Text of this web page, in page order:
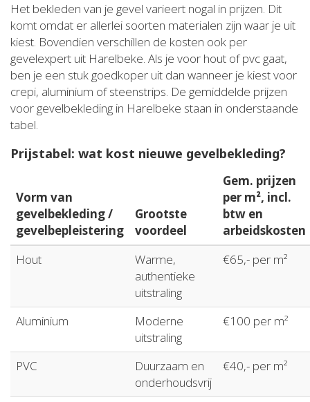
Het bekleden van je gevel varieert nogal in prijzen. Dit
komt omdat er allerlei soorten materialen zijn waar je uit
kiest. Bovendien verschillen de kosten ook per
gevelexpert uit Harelbeke. Als je voor hout of pvc gaat,
ben je een stuk goedkoper uit dan wanneer je kiest voor
crepi, aluminium of steenstrips. De gemiddelde prijzen
voor gevelbekleding in Harelbeke staan in onderstaande
tabel.
Prijstabel: wat kost nieuwe gevelbekleding?
Vorm van
gevelbekleding /
gevelbepleistering
Grootste
voordeel
Gem. prijzen
per m², incl.
btw en
arbeidskosten
Hout
Warme,
authentieke
uitstraling
€65,- per m²
Aluminium
Moderne
uitstraling
€100 per m²
PVC
Duurzaam en
onderhoudsvrij
€40,- per m²